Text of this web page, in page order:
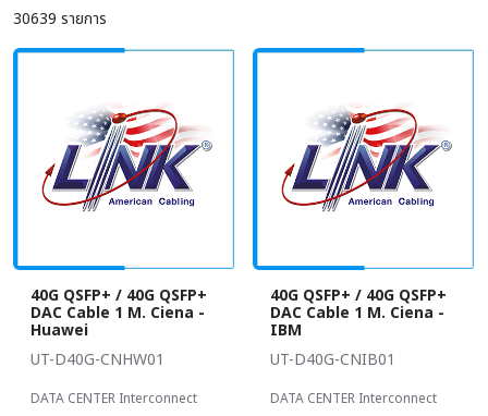
30639 รายการ
40G QSFP+ / 40G QSFP+
DAC Cable 1 M. Ciena -
Huawei
UT-D40G-CNHW01
DATA CENTER Interconnect
40G QSFP+ / 40G QSFP+
DAC Cable 1 M. Ciena -
IBM
UT-D40G-CNIB01
DATA CENTER Interconnect